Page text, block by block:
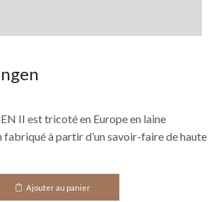
II est tricoté en Europe en laine
à partir d’un savoir-faire de haute
Ajouter au panier